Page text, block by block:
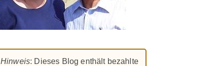
Hinweis: Dieses Blog enthält bezahlte